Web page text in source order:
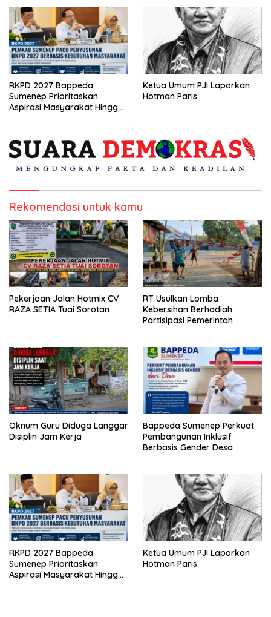
RKPD 2027 Bappeda
Sumenep Prioritaskan
Aspirasi Masyarakat Hingga
Ketua Umum PJI Laporkan
Hotman Paris
Rekomendasi untuk kamu
Pekerjaan Jalan Hotmix CV
RAZA SETIA Tuai Sorotan
RT Usulkan Lomba
Kebersihan Berhadiah
Partisipasi Pemerintah
Oknum Guru Diduga Langgar
Disiplin Jam Kerja
Bappeda Sumenep Perkuat
Pembangunan Inklusif
Berbasis Gender Desa
RKPD 2027 Bappeda
Sumenep Prioritaskan
Aspirasi Masyarakat Hingga
Ketua Umum PJI Laporkan
Hotman Paris